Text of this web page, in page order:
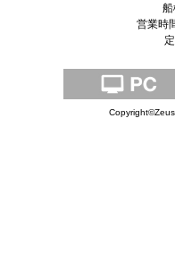
営業時